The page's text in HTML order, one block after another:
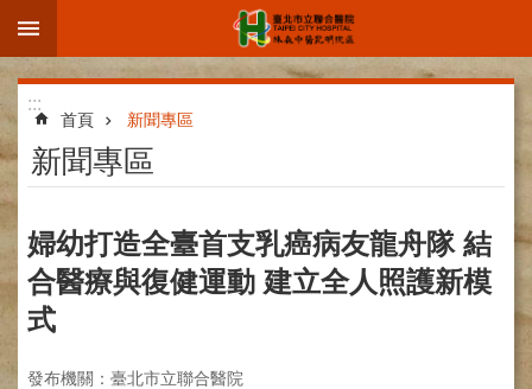
跳到主要內容區塊
進
階
搜
尋
院
區
介
:::
首頁 新聞專區
新聞專區
婦幼打造全臺首支乳癌病友龍舟隊 結
合醫療與復健運動 建立全人照護新模
式
發布機關：臺北市立聯合醫院